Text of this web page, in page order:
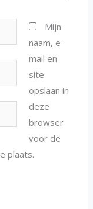
Mijn
naam, e-
mail en
site
opslaan in
deze
browser
voor de
plaats.